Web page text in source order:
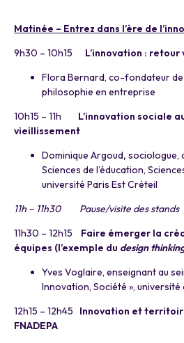
Matinée – Entrez dans l’ère de
9h30 – 10h15 L’innovation : retour
Flora Bernard, co-fondateur de
philosophie en entreprise
10h15 – 11h L’innovation sociale
vieillissement
Dominique Argoud, sociologue,
Sciences de l’éducation,
université Paris Est Créteil
11h – 11h30 Pause/visite des stands
11h30 – 12h15 Faire émerger la
équipes (l’exemple du design
Yves Voglaire, enseignant au
Innovation, Société », université
12h15 – 12h45 Innovation et
FNADEPA